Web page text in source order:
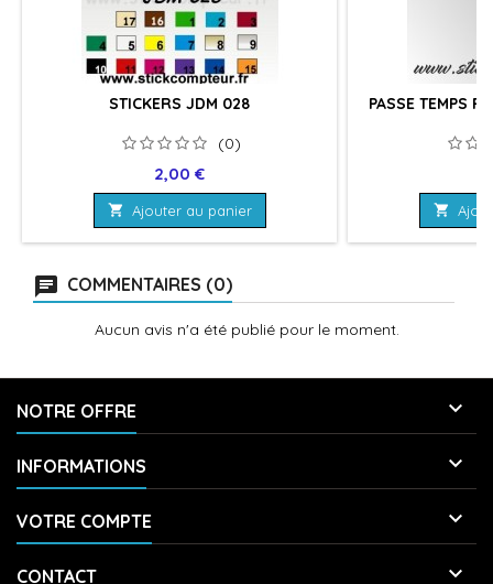
STICKERS JDM 028
(0)
Prix
2,00 €
 Ajouter au panier
PASSE TEMPS

COMMENTAIRES (0)
Aucun avis n'a été publié pour le moment.
NOTRE OFFRE 
INFORMATIONS 
VOTRE COMPTE 
CONTACT 